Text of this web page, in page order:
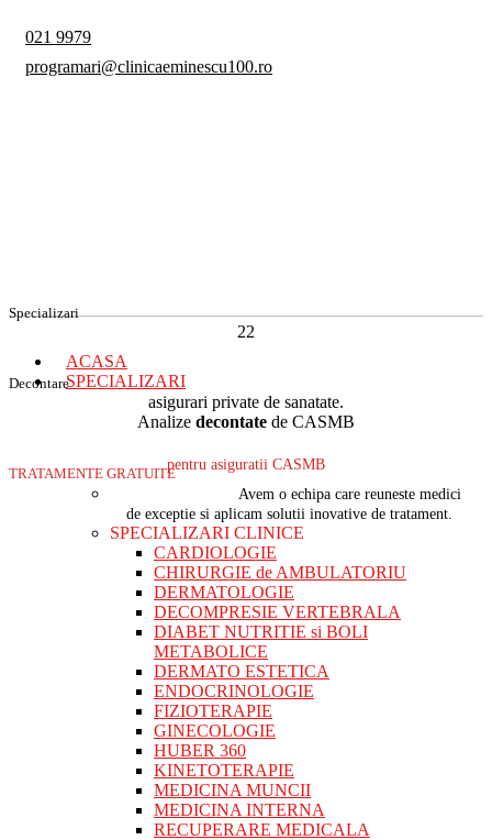
021 9979
programari@clinicaeminescu100.ro
Specializari
22
Decontare
asigurari private de sanatate.
Analize decontate de CASMB
TRATAMENTE GRATUITE
pentru asiguratii CASMB
ACASA
SPECIALIZARI
Avem o echipa care reuneste medici
de exceptie si aplicam solutii inovative de tratament.
SPECIALIZARI CLINICE
CARDIOLOGIE
CHIRURGIE de AMBULATORIU
DERMATOLOGIE
DECOMPRESIE VERTEBRALA
DIABET NUTRITIE si BOLI
METABOLICE
DERMATO ESTETICA
ENDOCRINOLOGIE
FIZIOTERAPIE
GINECOLOGIE
HUBER 360
KINETOTERAPIE
MEDICINA MUNCII
MEDICINA INTERNA
RECUPERARE MEDICALA